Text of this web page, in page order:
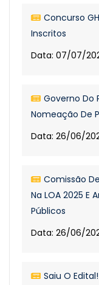
Concurso
Inscritos
Data: 07/07/
Governo Do
Nomeação De
Data: 26/06/
Comissão
Na LOA 2025 E
Públicos
Data: 26/06/
Saiu O